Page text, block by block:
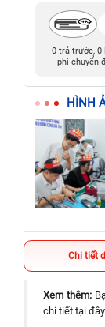
0 trả trước, 0
phí chuyển
HÌNH
Chi tiết
Xem thêm:
chi tiết tại